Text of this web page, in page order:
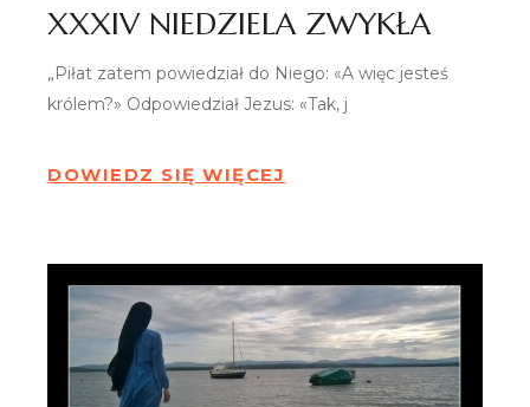
XXXIV NIEDZIELA ZWYKŁA
„Piłat zatem powiedział do Niego: «A więc jesteś
królem?» Odpowiedział Jezus: «Tak, j
DOWIEDZ SIĘ WIĘCEJ